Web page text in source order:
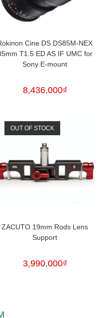
Cine DS DS85M-NEX
T1.5 ED AS IF UMC for
Sony E-mount
8,436,000₫
OUT OF STOCK
ZACUTO 19mm Rods Lens
Support
3,990,000₫